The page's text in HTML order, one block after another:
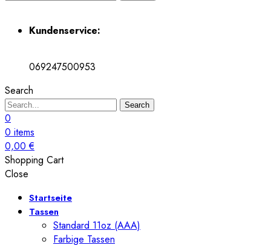
Kundenservice:
069247500953
Search
Search
0
0 items
0,00€
Shopping Cart
Close
Startseite
Tassen
Standard 11oz (AAA)
Farbige Tassen